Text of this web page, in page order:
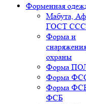
Форменная
Мабута,
ГОСТ
Форма и
охраны
Форма
Форма
Форма
ФСБ